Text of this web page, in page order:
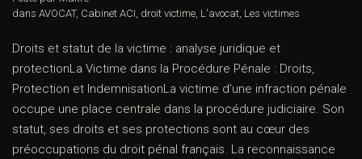
dans AVOCAT, Cabinet ACI, droit victime, L'avocat, Les victimes
Droits et statut de la victime : analyse juridique et
protectionLa Victime dans la Procédure Pénale : Droits,
Protection et IndemnisationLa victime d’une infraction pénale
occupe une place centrale dans la procédure judiciaire. Son
statut, ses droits et ses protections sont au cœur des
préoccupations du droit pénal français. La reconnaissance